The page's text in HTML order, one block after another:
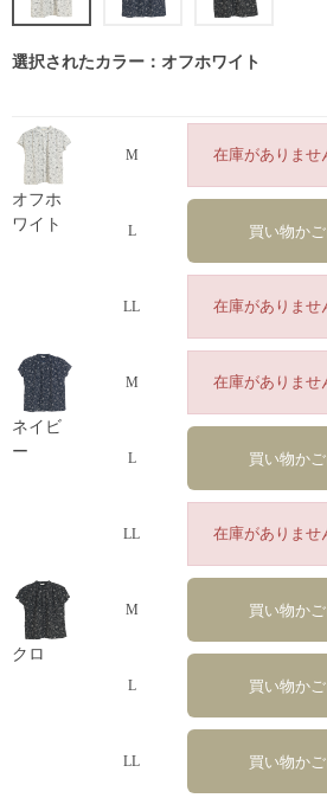
選択されたカラー：オフホワイト
オフホ
ワイト
M 在庫がありませ
L 買い物か
LL 在庫がありませ
ネイビ
ー
M 在庫がありませ
L 買い物か
LL 在庫がありませ
クロ
M 買い物か
L 買い物か
LL 買い物か